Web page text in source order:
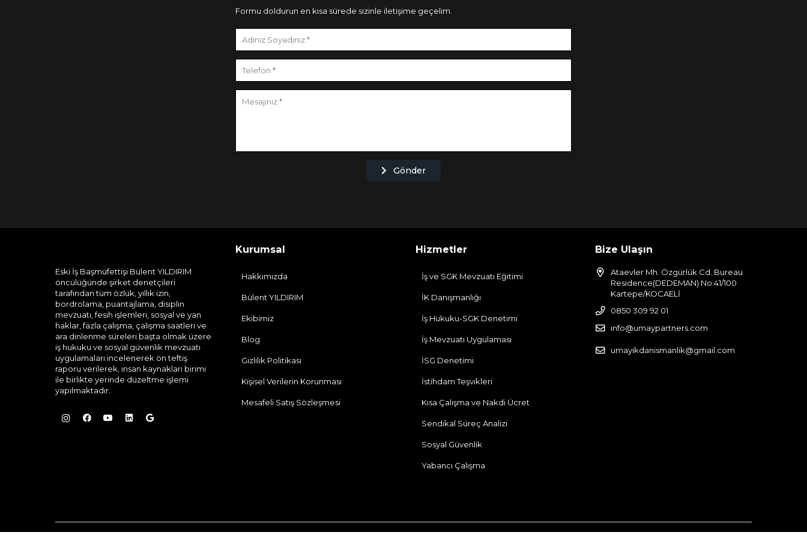
Formu doldurun en kısa sürede sizinle iletişime geçelim.
Gönder
Eski İş Başmüfettişi Bülent YILDIRIM
öncülüğünde şirket denetçileri
tarafından tüm özlük, yıllık izin,
bordrolama, puantajlama, disiplin
mevzuatı, fesih işlemleri, sosyal ve yan
haklar, fazla çalışma, çalışma saatleri ve
ara dinlenme süreleri başta olmak üzere
iş hukuku ve sosyal güvenlik mevzuatı
uygulamaları incelenerek ön teftiş
raporu verilerek, insan kaynakları birimi
ile birlikte yerinde düzeltme işlemi
yapılmaktadır.
Kurumsal
Hakkımızda
Bülent YILDIRIM
Ekibimiz
Blog
Gizlilik Politikası
Kişisel Verilerin Korunması
Mesafeli Satış Sözleşmesi
Hizmetler
İş ve SGK Mevzuatı Eğitimi
İK Danışmanlığı
İş Hukuku-SGK Denetimi
İş Mevzuatı Uygulaması
İSG Denetimi
İstihdam Teşvikleri
Kısa Çalışma ve Nakdi Ücret
Sendikal Süreç Analizi
Sosyal Güvenlik
Yabancı Çalışma
Bize Ulaşın
Ataevler Mh. Özgürlük Cd. Bureau
Residence(DEDEMAN) No:41/100
Kartepe/KOCAELİ
0850 309 92 01
info@umaypartners.com
umayikdanismanlik@gmail.com